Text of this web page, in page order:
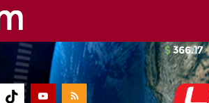
366.17